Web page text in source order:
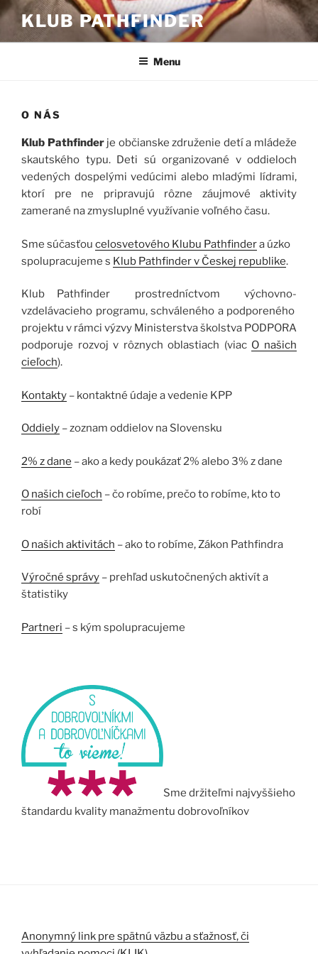
Prejsť
obsah
KLUB PATHFINDER
Menu
O NÁS
Klub Pathfinderje občianske združenie detí a mládeže
skautského typu. Deti sú organizované v oddieloch
vedených dospelými vedúcimi alebo mladými lídrami,
ktorí pre ne pripravujú rôzne záujmové aktivity
zamerané na zmysluplné využívanie voľného času.
Sme súčasťou celosvetového Klubu Pathfindera úzko
spolupracujeme s Klub Pathfinder v Českej republike.
Klub Pathfinder prostredníctvom výchovno-
vzdelávacieho programu, schváleného a podporeného
projektu v rámci výzvy Ministerstva školstva PODPORA
podporuje rozvoj v rôznych oblastiach (viac O našich
cieľoch).
Kontakty – kontaktné údaje a vedenie KPP
Oddiely – zoznam oddielov na Slovensku
2% z dane – ako a kedy poukázať 2% alebo 3% z dane
O našich cieľoch – čo robíme, prečo to robíme, kto to
robí
O našich aktivitách – ako to robíme, Zákon Pathfindra
Výročné správy – prehľad uskutočnených aktivít a
štatistiky
Partneri – s kým spolupracujeme
Sme držiteľmi najvyššieho
štandardu kvality manažmentu dobrovoľníkov
Anonymný link pre spätnú väzbu a sťažnosť, či